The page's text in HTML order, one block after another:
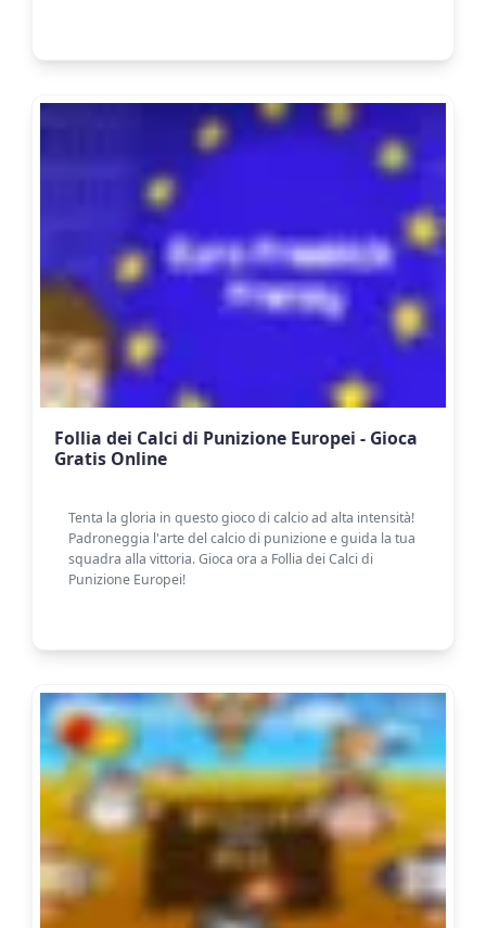
Follia dei Calci di Punizione Europei - Gioca
Gratis Online
Tenta la gloria in questo gioco di calcio ad alta intensità!
Padroneggia l'arte del calcio di punizione e guida la tua
squadra alla vittoria. Gioca ora a Follia dei Calci di
Punizione Europei!